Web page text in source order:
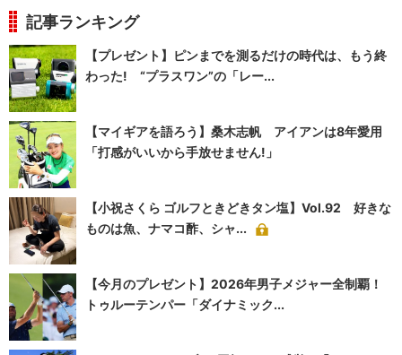
記事ランキング
【プレゼント】ピンまでを測るだけの時代は、もう終
わった! “プラスワン”の「レー...
【マイギアを語ろう】桑木志帆 アイアンは8年愛用
「打感がいいから手放せません!」
【小祝さくら ゴルフときどきタン塩】Vol.92 好きな
ものは魚、ナマコ酢、シャ...
【今月のプレゼント】2026年男子メジャー全制覇！
トゥルーテンパー「ダイナミック...